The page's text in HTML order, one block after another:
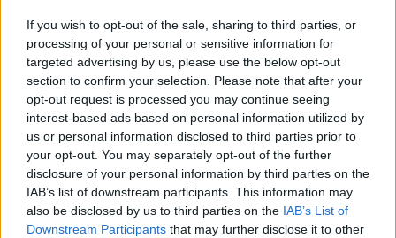
If you wish to opt-out of the sale, sharing to third parties, or
processing of your personal or sensitive information for
targeted advertising by us, please use the below opt-out
section to confirm your selection. Please note that after your
opt-out request is processed you may continue seeing
interest-based ads based on personal information utilized by
us or personal information disclosed to third parties prior to
your opt-out. You may separately opt-out of the further
disclosure of your personal information by third parties on the
IAB’s list of downstream participants. This information may
also be disclosed by us to third parties on the IAB’s List of
Downstream Participants that may further disclose it to other
På vardagar svarar Vi Bilägare på läsarfrågor om bilar och
trafik. Vill du att vi ska svara på din fråga? Mejla till
bilfragan@vibilagare.se.
Fråga:Är det tillåtet att montera däck med olika
hastighetsindex? I det här fallet handlar det om vinterdäck.
Däcken är i övrigt av samma typ, av samma dimension,
specifikation etc.